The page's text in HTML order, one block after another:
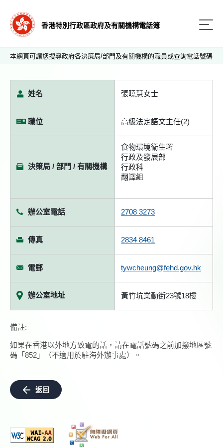
香港特別行政區政府及有關機構電話簿
本網頁可讓您搜尋政府各決策局/部門及有關機構的職員或查詢電話號碼
姓名 張曉慧女士
職位 高級法定語文主任(2)
決策局 / 部門 / 有關機構
食物環境衞生署
行政及發展部
行政科
翻譯組
辦公室電話 2708 3273
傳真 2834 8461
電郵 tywcheung@fehd.gov.hk
辦公室地址 黃竹坑業勤街23號18樓
備註:
如果在香港以外地方致電的話，請在電話號碼之前加撥地區號
碼「852」（不適用於駐海外辦事處）。
返回